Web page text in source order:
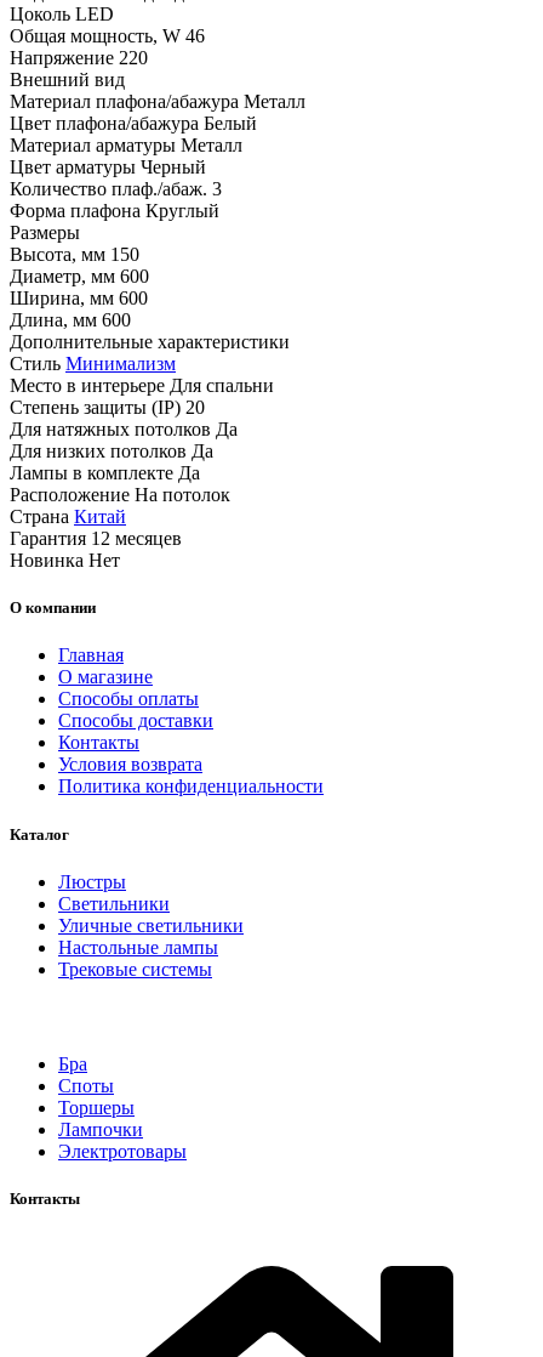
Цоколь LED
Общая мощность, W 46
Напряжение 220
Внешний вид
Материал плафона/абажура Металл
Цвет плафона/абажура Белый
Материал арматуры Металл
Цвет арматуры Черный
Количество плаф./абаж. 3
Форма плафона Круглый
Размеры
Высота, мм 150
Диаметр, мм 600
Ширина, мм 600
Длина, мм 600
Дополнительные характеристики
Стиль Минимализм
Место в интерьере Для спальни
Степень защиты (IP) 20
Для натяжных потолков Да
Для низких потолков Да
Лампы в комплекте Да
Расположение На потолок
Страна Китай
Гарантия 12 месяцев
Новинка Нет
О компании
Главная
О магазине
Способы оплаты
Способы доставки
Контакты
Условия возврата
Политика конфиденциальности
Каталог
Люстры
Светильники
Уличные светильники
Настольные лампы
Трековые системы
Бра
Споты
Торшеры
Лампочки
Электротовары
Контакты